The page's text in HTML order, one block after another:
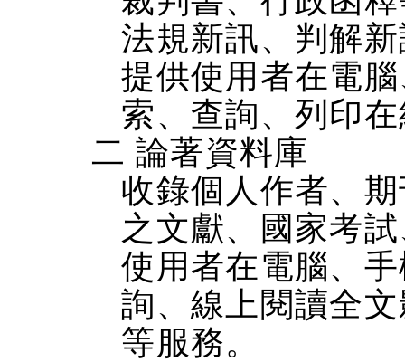
法規新訊、判解
提供使用者在電
索、查詢、列印
二 論著資料庫
收錄個人作者、
之文獻、國家考
使用者在電腦、
詢、線上閱讀全
等服務。